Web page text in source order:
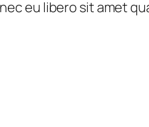
eu libero sit amet